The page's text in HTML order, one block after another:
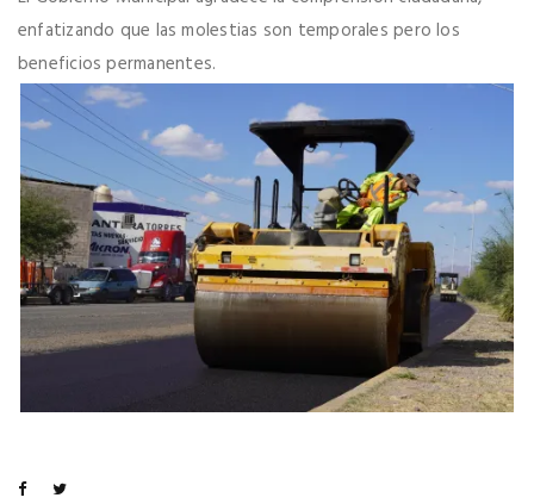
enfatizando que las molestias son temporales pero los
beneficios permanentes.